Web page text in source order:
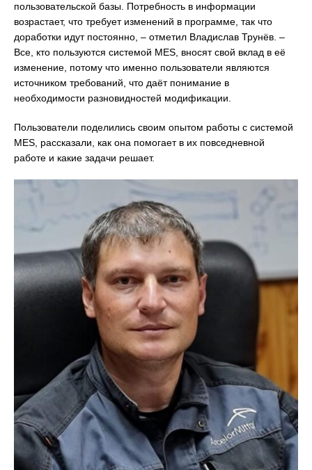
пользовательской базы. Потребность в информации
возрастает, что требует изменений в программе, так что
доработки идут постоянно, – отметил Владислав Трунёв. –
Все, кто пользуются системой MES, вносят свой вклад в её
изменение, потому что именно пользователи являются
источником требований, что даёт понимание в
необходимости разновидностей модификации.
Пользователи поделились своим опытом работы с системой
MES, рассказали, как она помогает в их повседневной
работе и какие задачи решает.